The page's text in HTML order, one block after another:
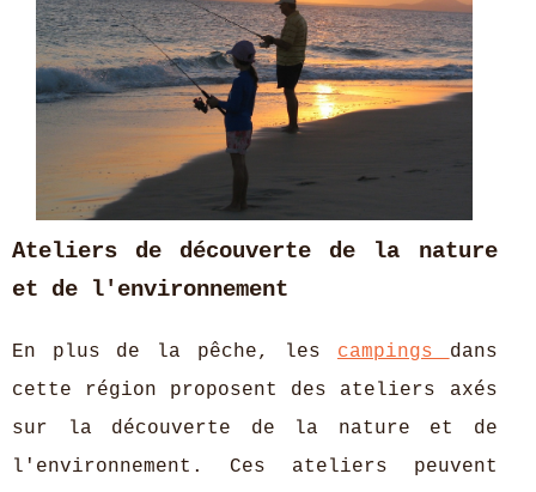
Ateliers de découverte de la nature
et de l'environnement
En plus de la pêche, les campings dans
cette région proposent des ateliers axés
sur la découverte de la nature et de
l'environnement. Ces ateliers peuvent